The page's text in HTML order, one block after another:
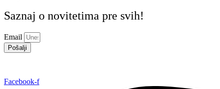
Saznaj o novitetima pre svih!
Email
Pošalji
Facebook-f